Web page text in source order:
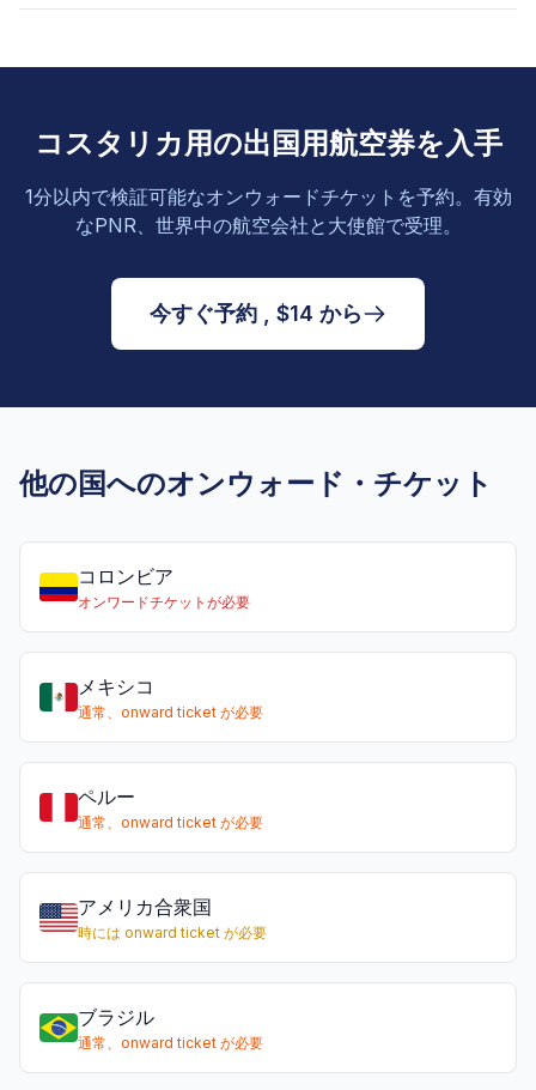
コスタリカ用の出国用航空券を入手
1分以内で検証可能なオンウォードチケットを予約。有効
なPNR、世界中の航空会社と大使館で受理。
今すぐ予約 , $14 から
他の国へのオンウォード・チケット
コロンビア
オンワードチケットが必要
メキシコ
通常、onward ticket が必要
ペルー
通常、onward ticket が必要
アメリカ合衆国
時には onward ticket が必要
ブラジル
通常、onward ticket が必要